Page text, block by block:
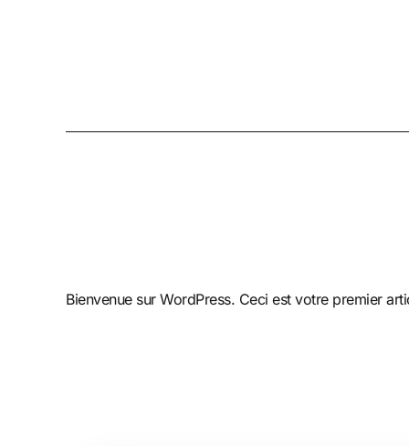
Bienvenue sur WordPress. Ceci est votre premier